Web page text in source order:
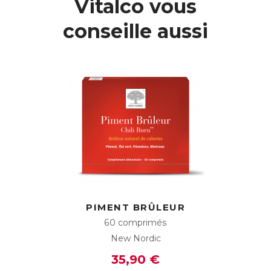
bioactif aide à diminuer l’absorption des sucres après le
repas en limitant leur transformation en glucose lors de la
futures envies de grignotage.
L’extrait de feuilles de Mûrier japonais contenu dans
Zuccarin est standardisé à 2% en DNJ, pour une efficacité
http://zuccarin.fr/
3401560874273
Télécharger la fiche produit
Vitalco vous
conseille aussi
PIMENT BRÛLEUR
60 comprimés
New Nordic
35,90 €